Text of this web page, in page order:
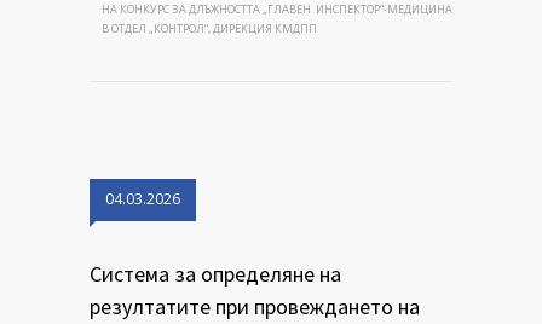
НА КОНКУРС ЗА ДЛЪЖНОСТТА „ГЛАВЕН ИНСПЕКТОР“-МЕДИЦИНА
В ОТДЕЛ „КОНТРОЛ“, ДИРЕКЦИЯ КМДПП
04.03.2026
Система за определяне на
резултатите при провеждането на